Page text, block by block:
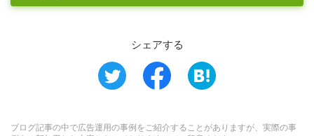
シェアする
ブログ記事の中で広告運用の事例をご紹介することがありますが、実際の事